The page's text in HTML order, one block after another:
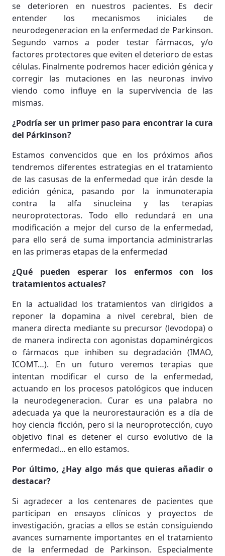
se deterioren en nuestros pacientes. Es decir
entender los mecanismos iniciales de
neurodegeneracion en la enfermedad de Parkinson.
Segundo vamos a poder testar fármacos, y/o
factores protectores que eviten el deterioro de estas
células. Finalmente podremos hacer edición génica y
corregir las mutaciones en las neuronas invivo
viendo como influye en la supervivencia de las
mismas.
¿Podría ser un primer paso para encontrar la cura
del Párkinson?
Estamos convencidos que en los próximos años
tendremos diferentes estrategias en el tratamiento
de las casusas de la enfermedad que irán desde la
edición génica, pasando por la inmunoterapia
contra la alfa sinucleina y las terapias
neuroprotectoras. Todo ello redundará en una
modificación a mejor del curso de la enfermedad,
para ello será de suma importancia administrarlas
en las primeras etapas de la enfermedad
¿Qué pueden esperar los enfermos con los
tratamientos actuales?
En la actualidad los tratamientos van dirigidos a
reponer la dopamina a nivel cerebral, bien de
manera directa mediante su precursor (levodopa) o
de manera indirecta con agonistas dopaminérgicos
o fármacos que inhiben su degradación (IMAO,
ICOMT…). En un futuro veremos terapias que
intentan modificar el curso de la enfermedad,
actuando en los procesos patológicos que inducen
la neurodegeneracion. Curar es una palabra no
adecuada ya que la neurorestauración es a día de
hoy ciencia ficción, pero si la neuroprotección, cuyo
objetivo final es detener el curso evolutivo de la
enfermedad... en ello estamos.
Por último, ¿Hay algo más que quieras añadir o
destacar?
Si agradecer a los centenares de pacientes que
participan en ensayos clínicos y proyectos de
investigación, gracias a ellos se están consiguiendo
avances sumamente importantes en el tratamiento
de la enfermedad de Parkinson. Especialmente